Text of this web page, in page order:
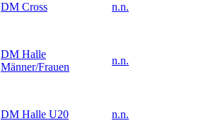
DM Cross n.n.
DM Halle
Männer/Frauen
n.n.
DM Halle U20 n.n.